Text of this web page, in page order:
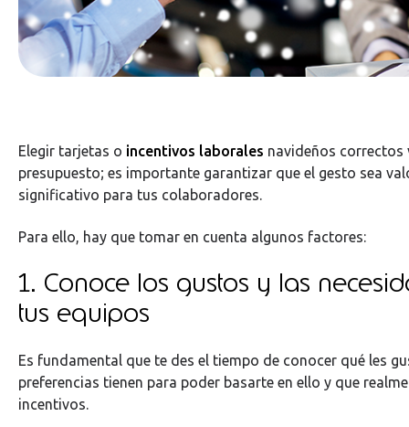
Elegir tarjetas o incentivos laborales navideños correctos
presupuesto; es importante garantizar que el gesto sea
significativo para tus colaboradores.
Para ello, hay que tomar en cuenta algunos factores:
1. Conoce los gustos y las
tus equipos
Es fundamental que te des el tiempo de conocer qué les
preferencias tienen para poder basarte en ello y que
incentivos.